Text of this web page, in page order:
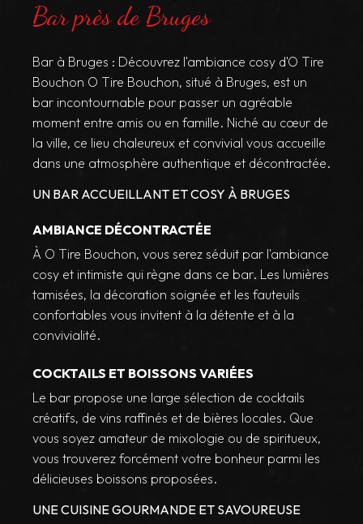
Bar près de Bruges
Bar à Bruges : Découvrez l'ambiance cosy d'O Tire
Bouchon O Tire Bouchon, situé à Bruges, est un
bar incontournable pour passer un agréable
moment entre amis ou en famille. Niché au cœur de
la ville, ce lieu chaleureux et convivial vous accueille
dans une atmosphère authentique et décontractée.
UN BAR ACCUEILLANT ET COSY À BRUGES
AMBIANCE DÉCONTRACTÉE
À O Tire Bouchon, vous serez séduit par l'ambiance
cosy et intimiste qui règne dans ce bar. Les lumières
tamisées, la décoration soignée et les fauteuils
confortables vous invitent à la détente et à la
convivialité.
COCKTAILS ET BOISSONS VARIÉES
Le bar propose une large sélection de cocktails
créatifs, de vins raffinés et de bières locales. Que
vous soyez amateur de mixologie ou de spiritueux,
vous trouverez forcément votre bonheur parmi les
délicieuses boissons proposées.
UNE CUISINE GOURMANDE ET SAVOUREUSE